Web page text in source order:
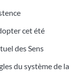
cet été
des Sens
du système de la